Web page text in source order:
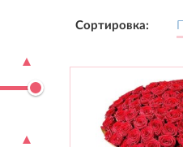
Сортировка: